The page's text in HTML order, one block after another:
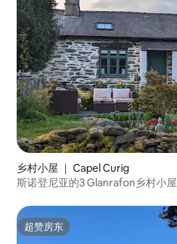
乡村小屋 ｜ Capel Curig
斯诺登尼亚的3 Glanrafon乡村小屋
超赞房东
超赞房东